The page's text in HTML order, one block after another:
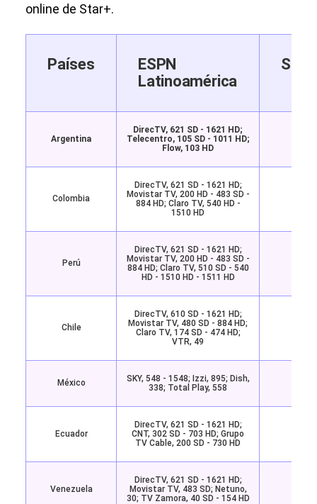
online de Star+.
Países
ESPN
Latinoamérica
Argentina
DirecTV, 621 SD - 1621 HD;
Telecentro, 105 SD - 1011 HD;
Flow, 103 HD
Colombia
DirecTV, 621 SD - 1621 HD;
Movistar TV, 200 HD - 483 SD -
884 HD; Claro TV, 540 HD -
1510 HD
Perú
DirecTV, 621 SD - 1621 HD;
Movistar TV, 200 HD - 483 SD -
884 HD; Claro TV, 510 SD - 540
HD - 1510 HD - 1511 HD
Chile
DirecTV, 610 SD - 1621 HD;
Movistar TV, 480 SD - 884 HD;
Claro TV, 174 SD - 474 HD;
VTR, 49
México
SKY, 548 - 1548; Izzi, 895; Dish,
338; Total Play, 558
Ecuador
DirecTV, 621 SD - 1621 HD;
CNT, 302 SD - 703 HD; Grupo
TV Cable, 200 SD - 730 HD
Venezuela
DirecTV, 621 SD - 1621 HD;
Movistar TV, 483 SD; Netuno,
30; TV Zamora, 40 SD - 154 HD